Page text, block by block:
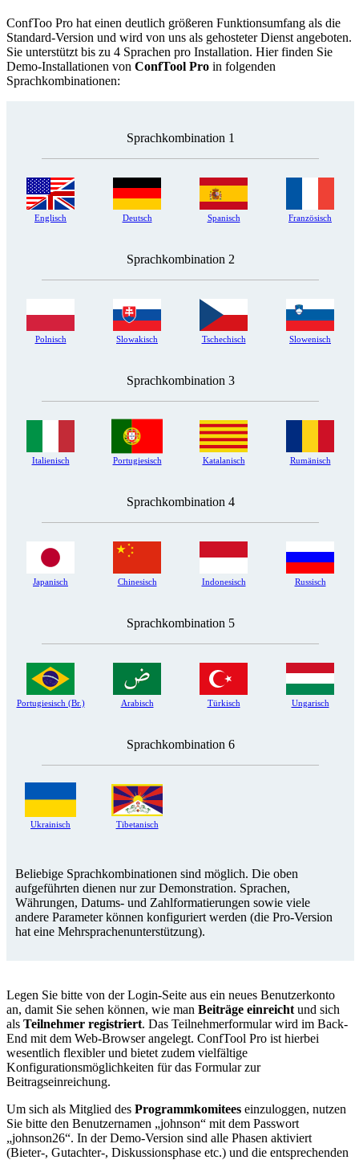
ConfToo Pro hat einen deutlich größeren Funktionsumfang als die
Standard-Version und wird von uns als gehosteter Dienst angeboten.
Sie unterstützt bis zu 4 Sprachen pro Installation. Hier finden Sie
Demo-Installationen von ConfTool Pro in folgenden
Sprachkombinationen:
Sprachkombination 1
Englisch Deutsch Spanisch Französisch
Sprachkombination 2
Polnisch Slowakisch Tschechisch Slowenisch
Sprachkombination 3
Italienisch Portugiesisch Katalanisch Rumänisch
Sprachkombination 4
Japanisch Chinesisch Indonesisch Russisch
Sprachkombination 5
Portugiesisch (Br.) Arabisch Türkisch Ungarisch
Sprachkombination 6
Ukrainisch Tibetanisch
Beliebige Sprachkombinationen sind möglich. Die oben
aufgeführten dienen nur zur Demonstration. Sprachen,
Währungen, Datums- und Zahlformatierungen sowie viele
andere Parameter können konfiguriert werden (die Pro-Version
hat eine Mehrsprachenunterstützung).
Legen Sie bitte von der Login-Seite aus ein neues Benutzerkonto
an, damit Sie sehen können, wie man Beiträge einreicht und sich
als Teilnehmer registriert. Das Teilnehmerformular wird im Back-
End mit dem Web-Browser angelegt. ConfTool Pro ist hierbei
wesentlich flexibler und bietet zudem vielfältige
Konfigurationsmöglichkeiten für das Formular zur
Beitragseinreichung.
Um sich als Mitglied des Programmkomitees einzuloggen, nutzen
Sie bitte den Benutzernamen „johnson“ mit dem Passwort
„johnson26“. In der Demo-Version sind alle Phasen aktiviert
(Bieter-, Gutachter-, Diskussionsphase etc.) und die entsprechenden